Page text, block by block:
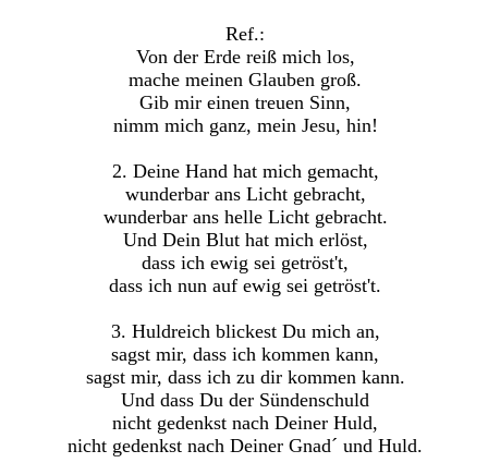
Ref.:
Von der Erde reiß mich los,
mache meinen Glauben groß.
Gib mir einen treuen Sinn,
nimm mich ganz, mein Jesu, hin!
2. Deine Hand hat mich gemacht,
wunderbar ans Licht gebracht,
wunderbar ans helle Licht gebracht.
Und Dein Blut hat mich erlöst,
dass ich ewig sei getröst't,
dass ich nun auf ewig sei getröst't.
3. Huldreich blickest Du mich an,
sagst mir, dass ich kommen kann,
sagst mir, dass ich zu dir kommen kann.
Und dass Du der Sündenschuld
nicht gedenkst nach Deiner Huld,
nicht gedenkst nach Deiner Gnad´ und Huld.